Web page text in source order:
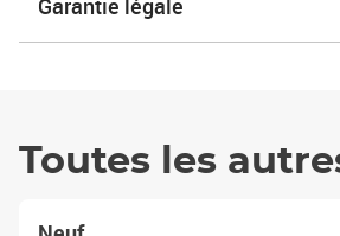
Garantie légale
Toutes les